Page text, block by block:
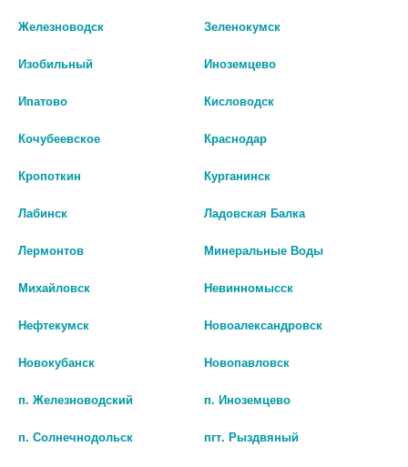
ПЛЕН/ОБОЛ 7226
нет в наличии
В КОРЗИНУ
ПЛЕН. 500МГ №10
нет в наличии
В КОРЗИНУ
Железноводск Зеленокумск
Изобильный Иноземцево
Ипатово Кисловодск
Кочубеевское Краснодар
Кропоткин Курганинск
Лабинск Ладовская Балка
Лермонтов Минеральные Воды
Михайловск Невинномысск
Нефтекумск Новоалександровск
Новокубанск Новопавловск
п. Железноводский п. Иноземцево
п. Солнечнодольск пгт. Рыздвяный